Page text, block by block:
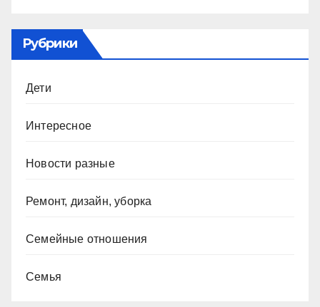
Рубрики
Дети
Интересное
Новости разные
Ремонт, дизайн, уборка
Семейные отношения
Семья